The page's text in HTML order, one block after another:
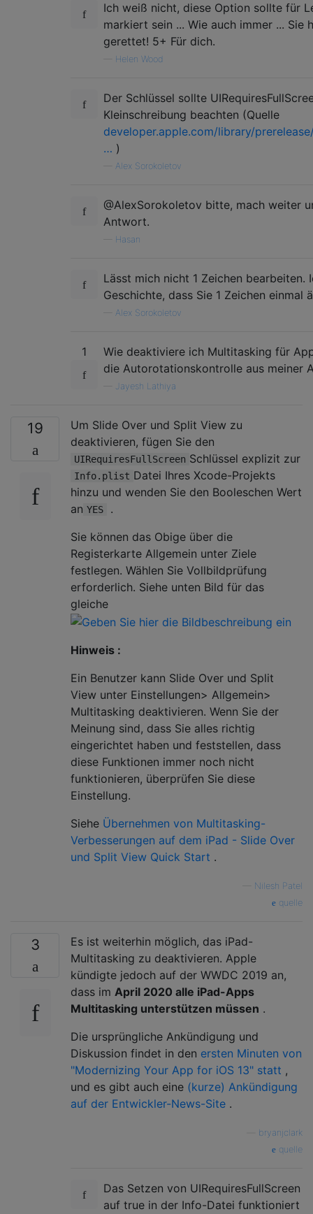
Ich weiß nicht, diese Option sollte für
markiert sein ... Wie auch immer ... Sie
gerettet! 5+ Für dich.
Helen Wood
Der Schlüssel sollte
Kleinschreibung beachten (Quelle
developer.apple.com/library/
… )
Alex Sorokoletov
@AlexSorokoletov bitte, mach weiter
Antwort.
Hasan
Lässt mich nicht 1 Zeichen bearbeiten.
Geschichte, dass Sie 1 Zeichen einmal
Alex Sorokoletov
1
Wie deaktiviere ich Multitasking für
die Autorotationskontrolle aus meiner
Jayesh Lathiya
19
Um Slide Over und Split View zu
deaktivieren, fügen Sie den
UIRequiresFullScreen Schlüssel explizit zur
Info.plist Datei Ihres Xcode-Projekts
hinzu und wenden Sie den Booleschen Wert
an YES
.
Sie können das Obige über die
Registerkarte Allgemein unter Ziele
festlegen. Wählen Sie Vollbildprüfung
erforderlich. Siehe unten Bild für das
gleiche
Hinweis :
Ein Benutzer kann Slide Over und Split
View unter Einstellungen> Allgemein>
Multitasking deaktivieren. Wenn Sie der
Meinung sind, dass Sie alles richtig
eingerichtet haben und feststellen, dass
diese Funktionen immer noch nicht
funktionieren, überprüfen Sie diese
Einstellung.
Siehe Übernehmen von Multitasking-
Verbesserungen auf dem iPad - Slide Over
und Split View Quick Start .
Nilesh Patel
quelle
3
Es ist weiterhin möglich, das iPad-
Multitasking zu deaktivieren. Apple
kündigte jedoch auf der WWDC 2019 an,
dass im April 2020 alle iPad-Apps
Multitasking unterstützen müssen .
Die ursprüngliche Ankündigung und
Diskussion findet in den ersten Minuten von
"Modernizing Your App for iOS 13" statt ,
und es gibt auch eine (kurze) Ankündigung
auf der Entwickler-News-Site .
bryanjclark
quelle
Das Setzen von UIRequiresFullScreen
auf true in der Info-Datei funktioniert